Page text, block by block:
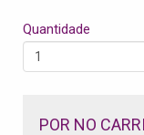
Quantidade
POR NO